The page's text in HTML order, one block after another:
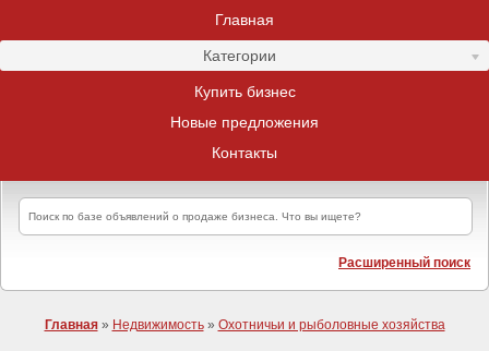
Главная
Категории
Купить бизнес
Новые предложения
Контакты
Расширенный поиск
Главная» Недвижимость» Охотничьи и рыболовные хозяйства